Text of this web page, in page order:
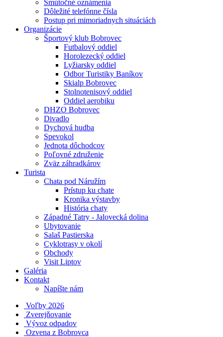
Smútočné oznámenia
Dôležité telefónne čísla
Postup pri mimoriadnych situáciách
Organizácie
Športový klub Bobrovec
Futbalový oddiel
Horolezecký oddiel
Lyžiarsky oddiel
Odbor Turistiky Baníkov
Skialp Bobrovec
Stolnotenisový oddiel
Oddiel aerobiku
DHZO Bobrovec
Divadlo
Dychová hudba
Spevokol
Jednota dôchodcov
Poľovné združenie
Zväz záhradkárov
Turista
Chata pod Náružím
Prístup ku chate
Kronika výstavby
História chaty
Západné Tatry - Jalovecká dolina
Ubytovanie
Salaš Pastierska
Cyklotrasy v okolí
Obchody
Visit Liptov
Galéria
Kontakt
Napíšte nám
Voľby 2026
Zverejňovanie
Vývoz odpadov
Ozvena z Bobrovca